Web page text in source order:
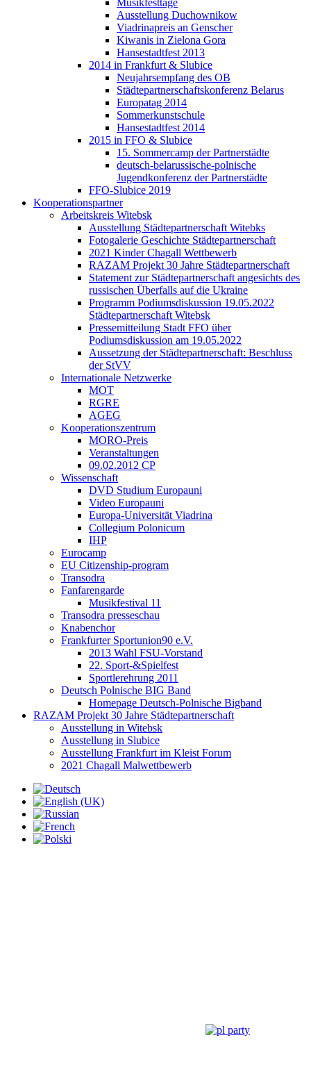
Musikfesttage
Ausstellung Duchownikow
Viadrinapreis an Genscher
Kiwanis in Zielona Gora
Hansestadtfest 2013
2014 in Frankfurt & Slubice
Neujahrsempfang des OB
Städtepartnerschaftskonferenz Belarus
Europatag 2014
Sommerkunstschule
Hansestadtfest 2014
2015 in FFO & Slubice
15. Sommercamp der Partnerstädte
deutsch-belarussische-polnische
Jugendkonferenz der Partnerstädte
FFO-Slubice 2019
Kooperationspartner
Arbeitskreis Witebsk
Ausstellung Städtepartnerschaft Witebks
Fotogalerie Geschichte Städtepartnerschaft
2021 Kinder Chagall Wettbewerb
RAZAM Projekt 30 Jahre Städtepartnerschaft
Statement zur Städtepartnerschaft angesichts des
russischen Überfalls auf die Ukraine
Programm Podiumsdiskussion 19.05.2022
Städtepartnerschaft Witebsk
Pressemitteilung Stadt FFO über
Podiumsdiskussion am 19.05.2022
Aussetzung der Städtepartnerschaft: Beschluss
der StVV
Internationale Netzwerke
MOT
RGRE
AGEG
Kooperationszentrum
MORO-Preis
Veranstaltungen
09.02.2012 CP
Wissenschaft
DVD Studium Europauni
Video Europauni
Europa-Universität Viadrina
Collegium Polonicum
IHP
Eurocamp
EU Citizenship-program
Transodra
Fanfarengarde
Musikfestival 11
Transodra presseschau
Knabenchor
Frankfurter Sportunion90 e.V.
2013 Wahl FSU-Vorstand
22. Sport-&Spielfest
Sportlerehrung 2011
Deutsch Polnische BIG Band
Homepage Deutsch-Polnische Bigband
RAZAM Projekt 30 Jahre Städtepartnerschaft
Ausstellung in Witebsk
Ausstellung in Slubice
Ausstellung Frankfurt im Kleist Forum
2021 Chagall Malwettbewerb